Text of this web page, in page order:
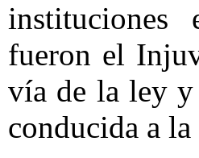
instituciones
fueron el
vía de la ley y
conducida a